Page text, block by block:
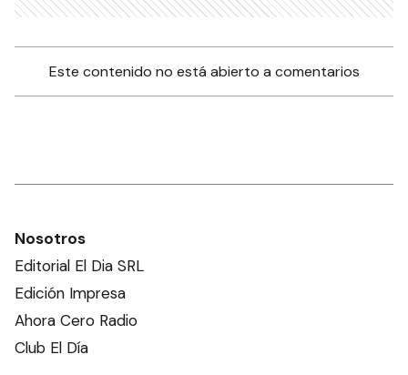
Este contenido no está abierto a comentarios
Nosotros
Editorial El Dia SRL
Edición Impresa
Ahora Cero Radio
Club El Día